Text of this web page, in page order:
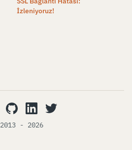
İzleniyoruz!
github linkedintwitter
2013 - 2026